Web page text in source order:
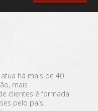
há mais de 40
mais
clientes é formada
pelo país.